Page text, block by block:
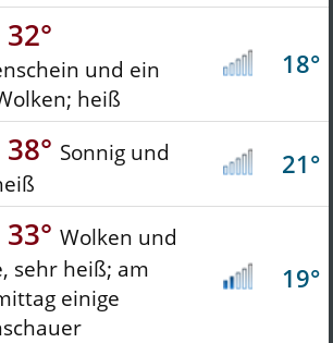
32°
und ein
heiß
18°
38° Sonnig und
21°
33° Wolken und
sehr heiß; am
einige
19°